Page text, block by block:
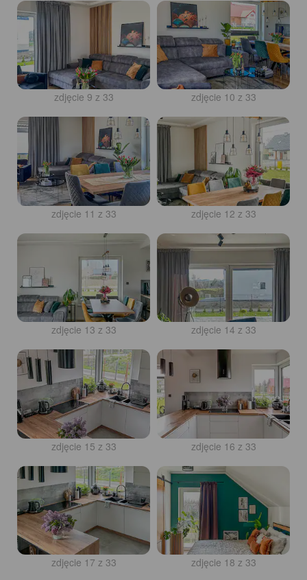
zdjęcie 9 z 33 zdjęcie 10 z 33
zdjęcie 11 z 33 zdjęcie 12 z 33
zdjęcie 13 z 33 zdjęcie 14 z 33
zdjęcie 15 z 33 zdjęcie 16 z 33
zdjęcie 17 z 33 zdjęcie 18 z 33